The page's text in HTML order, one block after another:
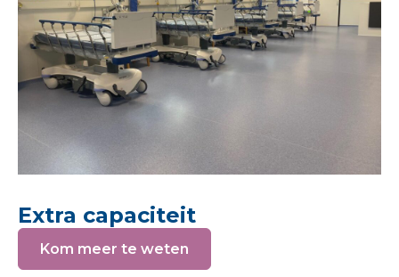
Extra capaciteit
Kom meer te weten